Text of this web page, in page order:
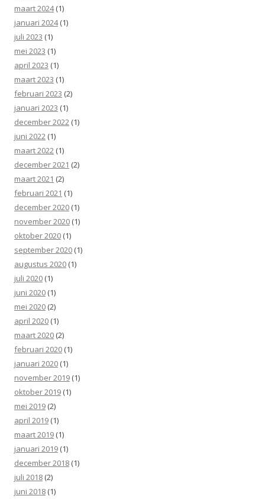
maart 2024(1)
januari 2024(1)
juli 2023 (1)
mei 2023 (1)
april 2023 (1)
maart 2023 (1)
februari 2023 (2)
januari 2023 (1)
december 2022 (1)
juni 2022 (1)
maart 2022 (1)
december 2021 (2)
maart 2021 (2)
februari 2021 (1)
december 2020 (1)
november 2020 (1)
oktober 2020 (1)
september 2020 (1)
augustus 2020 (1)
juli 2020 (1)
juni 2020 (1)
mei 2020 (2)
april 2020 (1)
maart 2020 (2)
februari 2020 (1)
januari 2020 (1)
november 2019 (1)
oktober 2019 (1)
mei 2019 (2)
april 2019 (1)
maart 2019 (1)
januari 2019 (1)
december 2018 (1)
juli 2018 (2)
juni 2018 (1)